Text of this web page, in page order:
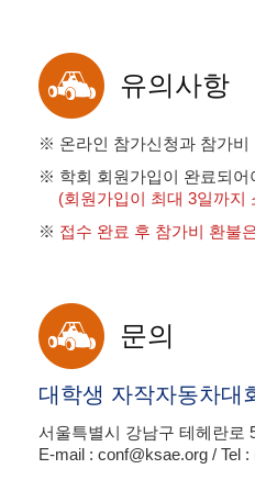
유의사항
※ 온라인 참가신청과 참가비
※ 학회 회원가입이 완료되어
(회원가입이 최대 3일까지
※ 접수 완료 후 참가비 환불
문의
대학생 자작자동차대
서울특별시 강남구 테헤란로
E-mail : conf@ksae.org / Tel